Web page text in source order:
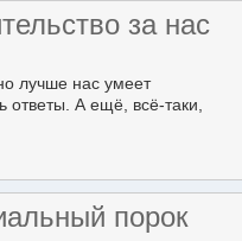
за нас
лучше нас умеет
ответы. А ещё, всё-таки,
порок